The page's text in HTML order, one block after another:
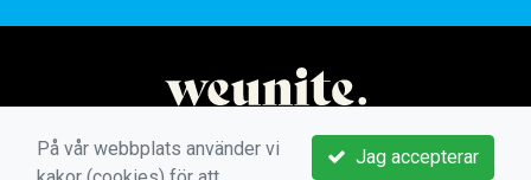
Jag accepterar
På vår webbplats använder vi